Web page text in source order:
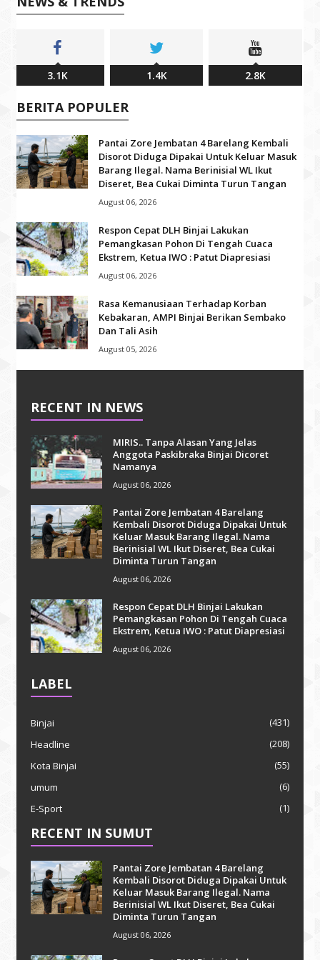
3.1K 1.4K 2.8K
BERITA POPULER
Pantai Zore Jembatan 4 Barelang Kembali
Disorot Diduga Dipakai Untuk Keluar Masuk
Barang Ilegal. Nama Berinisial WL Ikut
Diseret, Bea Cukai Diminta Turun Tangan
August 06, 2026
Respon Cepat DLH Binjai Lakukan
Pemangkasan Pohon Di Tengah Cuaca
Ekstrem, Ketua IWO : Patut Diapresiasi
August 06, 2026
Rasa Kemanusiaan Terhadap Korban
Kebakaran, AMPI Binjai Berikan Sembako
Dan Tali Asih
August 05, 2026
RECENT IN NEWS
MIRIS.. Tanpa Alasan Yang Jelas
Anggota Paskibraka Binjai Dicoret
Namanya
August 06, 2026
Pantai Zore Jembatan 4 Barelang
Kembali Disorot Diduga Dipakai Untuk
Keluar Masuk Barang Ilegal. Nama
Berinisial WL Ikut Diseret, Bea Cukai
Diminta Turun Tangan
August 06, 2026
Respon Cepat DLH Binjai Lakukan
Pemangkasan Pohon Di Tengah Cuaca
Ekstrem, Ketua IWO : Patut Diapresiasi
August 06, 2026
LABEL
Binjai
(431)
Headline
(208)
Kota Binjai
(55)
umum
(6)
E-Sport
(1)
RECENT IN SUMUT
Pantai Zore Jembatan 4 Barelang
Kembali Disorot Diduga Dipakai Untuk
Keluar Masuk Barang Ilegal. Nama
Berinisial WL Ikut Diseret, Bea Cukai
Diminta Turun Tangan
August 06, 2026